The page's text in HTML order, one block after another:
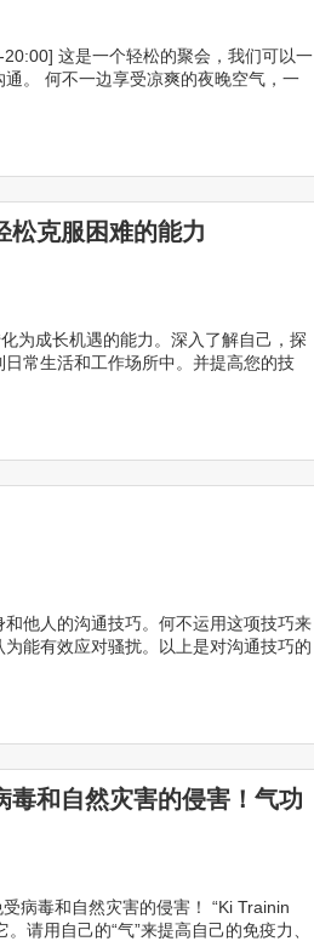
这是一个轻松的聚会，我们可以一
。 何不一边享受凉爽的夜晚空气，一
松克服困难的能力
为成长机遇的能力。深入了解自己，探
常生活和工作场所中。并提高您的技
他人的沟通技巧。何不运用这项技巧来
能有效应对骚扰。以上是对沟通技巧的
和自然灾害的侵害！气功
病毒和自然灾害的侵害！ “Ki Trainin
请用自己的“气”来提高自己的免疫力、